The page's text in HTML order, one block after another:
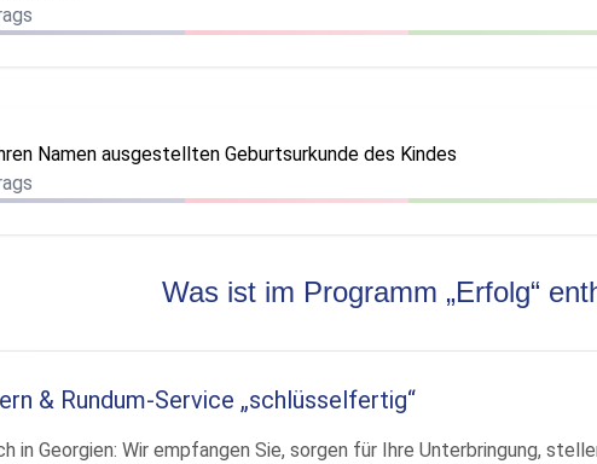
Namen ausgestellten Geburtsurkunde des Kindes
Was ist im Programm „Erfolg“
& Rundum-Service „schlüsselfertig“
in Georgien: Wir empfangen Sie, sorgen für Ihre Unterbringung,